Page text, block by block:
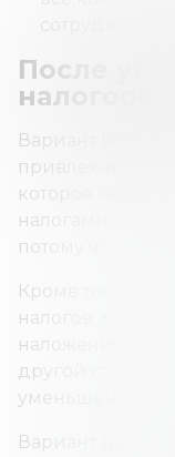
сотрудникам.
После
Вариант Roth
которое не
налогами. Это
потому что
Кроме того,
налогов, могут
наложения
другой
уменьшение
Вариант до